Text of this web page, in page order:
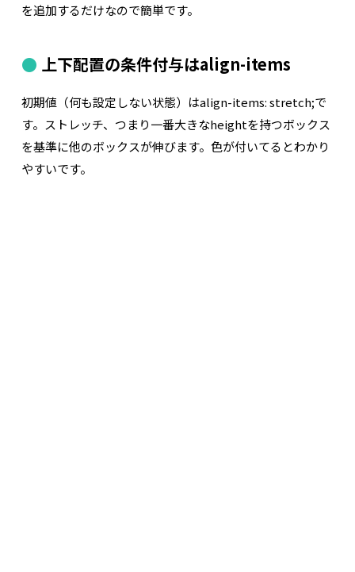
を追加するだけなので簡単です。
上下配置の条件付与はalign-items
初期値（何も設定しない状態）はalign-items: stretch;で
す。ストレッチ、つまり一番大きなheightを持つボックス
を基準に他のボックスが伸びます。色が付いてるとわかり
やすいです。